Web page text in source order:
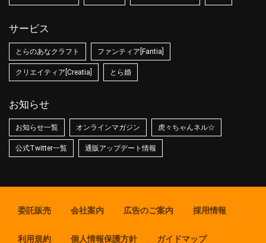
サービス
とらのあなクラフト ファンティア[Fantia]
クリエイティア[Creatia] とら婚
お知らせ
お知らせ一覧 オンラインマガジン 虎々ちゃんネル☆
公式Twitter一覧 通販アップデート情報
委託販売 会社案内 広告のご案内 採用情報
利用規約 個人情報保護方針 ガイドマップ